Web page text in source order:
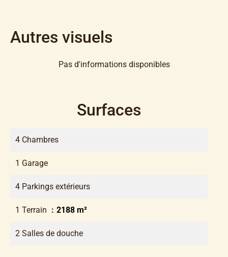
Autres visuels
Pas d'informations disponibles
Surfaces
4 Chambres
1 Garage
4 Parkings extérieurs
1 Terrain 2188 m²
2 Salles de douche